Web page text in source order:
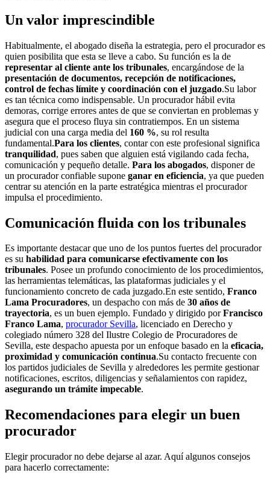
Un valor imprescindible
Habitualmente, el abogado diseña la estrategia, pero el procurador es
quien posibilita que esta se lleve a cabo. Su función es la de
representar al cliente ante los tribunales, encargándose de la
presentación de documentos, recepción de notificaciones,
control de fechas límite y coordinación con el juzgado.Su labor
es tan técnica como indispensable. Un procurador hábil evita
demoras, corrige errores antes de que se conviertan en problemas y
asegura que el proceso fluya sin contratiempos. En un sistema
judicial con una carga media del 160 %, su rol resulta
fundamental.Para los clientes, contar con este profesional significa
tranquilidad, pues saben que alguien está vigilando cada fecha,
comunicación y pequeño detalle. Para los abogados, disponer de
un procurador confiable supone ganar en eficiencia, ya que pueden
centrar su atención en la parte estratégica mientras el procurador
impulsa el procedimiento.
Comunicación fluida con los tribunales
Es importante destacar que uno de los puntos fuertes del procurador
es su habilidad para comunicarse efectivamente con los
tribunales. Posee un profundo conocimiento de los procedimientos,
las herramientas telemáticas, las plataformas judiciales y el
funcionamiento concreto de cada juzgado.En este sentido, Franco
Lama Procuradores, un despacho con más de 30 años de
trayectoria, es un buen ejemplo. Fundado y dirigido porFrancisco
Franco Lama, procurador Sevilla, licenciado en Derecho y
colegiado número 328 del Ilustre Colegio de Procuradores de
Sevilla, este despacho apuesta por un enfoque basado en la eficacia,
proximidad y comunicación continua.Su contacto frecuente con
los partidos judiciales de Sevilla y alrededores les permite gestionar
notificaciones, escritos, diligencias y señalamientos con rapidez,
asegurando un trámite impecable.
Recomendaciones para elegir un buen
procurador
Elegir procurador no debe dejarse al azar. Aquí algunos consejos
para hacerlo correctamente: